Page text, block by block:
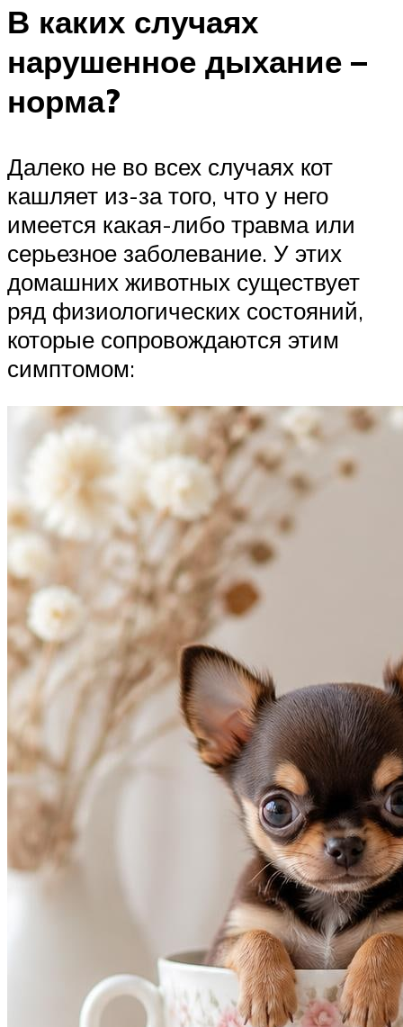
В каких случаях
нарушенное дыхание –
норма?
Далеко не во всех случаях кот
кашляет из-за того, что у него
имеется какая-либо травма или
серьезное заболевание. У этих
домашних животных существует
ряд физиологических состояний,
которые сопровождаются этим
симптомом: